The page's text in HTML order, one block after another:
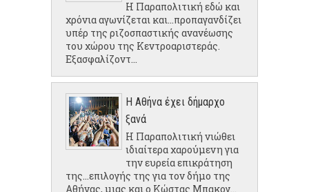
Η Παραπολιτική εδώ και
χρόνια αγωνίζεται και...προπαγανδίζει
υπέρ της ριζοσπαστικής ανανέωσης
του χώρου της Κεντροαριστεράς.
Εξασφαλίζοντ...
Η Αθήνα έχει δήμαρχο
ξανά
Η Παραπολιτική νιώθει
ιδιαίτερα χαρούμενη για
την ευρεία επικράτηση
της...επιλογής της για τον δήμο της
Αθήνας, μιας και ο Κώστας Μπακογ...